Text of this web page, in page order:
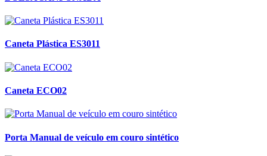
Caneta Plástica ES3011
Caneta ECO02
Porta Manual de veículo em couro sintético